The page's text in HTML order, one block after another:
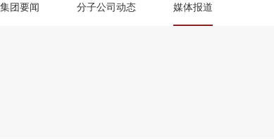
集团要闻 分子公司动态 媒体报道